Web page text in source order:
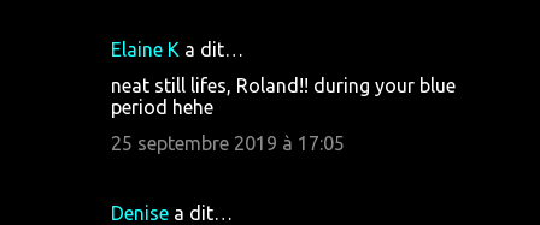
Elaine K a dit…
neat still lifes, Roland!! during your blue
period hehe
25 septembre 2019 à 17:05
Denise a dit…